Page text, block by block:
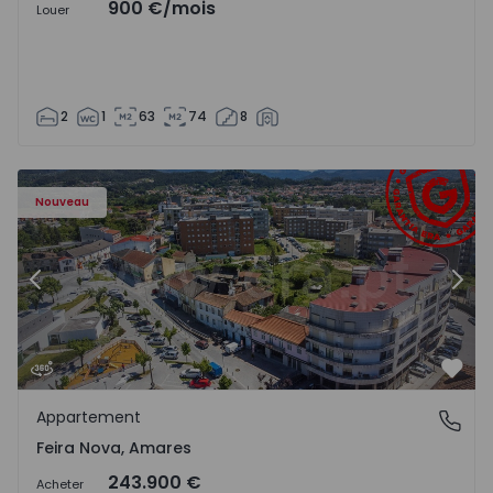
Louer 900 €/mois
2 1 63 74 8
Nouveau
Appartement T2 Amares, Feira Nova - 1563072 - 1
Précédent
Feira Nova, Amares
Appartement
Feira Nova, Amares
Acheter 243.900 €